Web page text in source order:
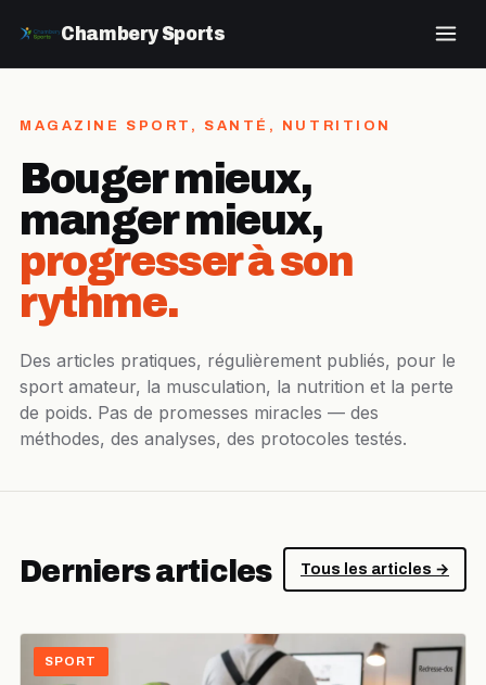
Chambery Sports
MAGAZINE SPORT, SANTÉ, NUTRITION
Bouger mieux,
manger mieux,
progresser à son
rythme.
Des articles pratiques, régulièrement publiés, pour le
sport amateur, la musculation, la nutrition et la perte
de poids. Pas de promesses miracles — des
méthodes, des analyses, des protocoles testés.
Derniers articles Tous les articles →
SPORT